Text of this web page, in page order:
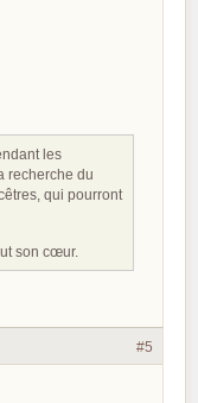
les
recherche du
qui pourront
son cœur.
#5